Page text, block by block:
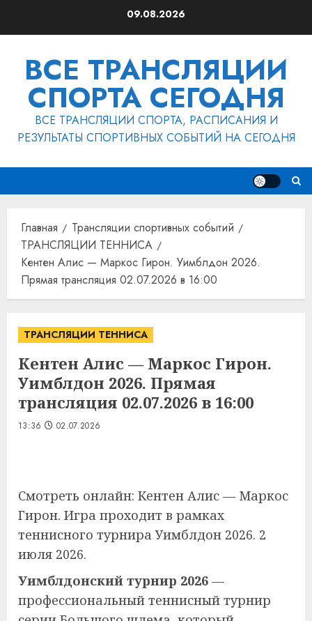
09.08.2026
ВСЕ ТРАНСЛЯЦИИ
СПОРТА СЕГОДНЯ
ВСЕ ТРАНСЛЯЦИИ СПОРТА, РАСПИСАНИЯ И
РЕЗУЛЬТАТЫ СПОРТИВНЫХ СОБЫТИЙ НА СЕГОДНЯ
Главная
Трансляции спортивных событий
ТРАНСЛЯЦИИ ТЕННИСА
Кентен Алис — Маркос Гирон. Уимблдон 2026.
Прямая трансляция 02.07.2026 в 16:00
ТРАНСЛЯЦИИ ТЕННИСА
Кентен Алис — Маркос Гирон.
Уимблдон 2026. Прямая
трансляция 02.07.2026 в 16:00
13:36 02.07.2026
Смотреть онлайн: Кентен Алис — Маркос
Гирон. Игра проходит в рамках
теннисного турнира Уимблдон 2026. 2
июля 2026.
Уимблдонский турнир 2026 —
профессиональный теннисный турнир